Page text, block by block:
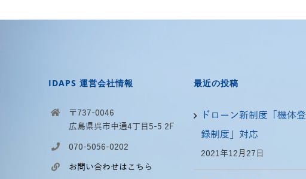
IDAPS 運営会社情報
〒737-0046
広島県呉市中通4丁目5-5 2F
070-5056-0202
お問い合わせはこちら
最近の投稿
ドローン新制度「機体登
録制度」対応
2021年12月27日